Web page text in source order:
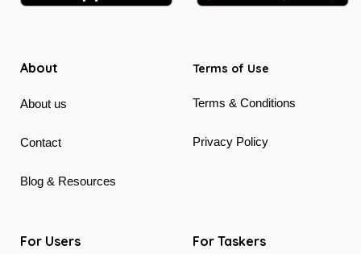
About
About us
Contact
Blog & Resources
Terms of Use
Terms & Conditions
Privacy Policy
For Users For Taskers